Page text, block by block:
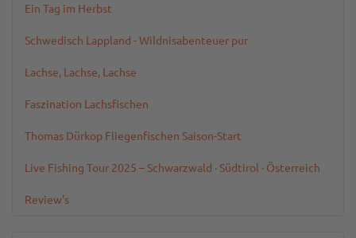
Ein Tag im Herbst
Schwedisch Lappland - Wildnisabenteuer pur
Lachse, Lachse, Lachse
Faszination Lachsfischen
Thomas Dürkop Fliegenfischen Saison-Start
Live Fishing Tour 2025 – Schwarzwald · Südtirol · Österreich
Review's